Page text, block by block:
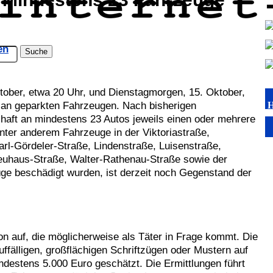
etwa 20 Uhr, und Dienstagmorgen, 15. Oktober,
geparkten Fahrzeugen. Nach bisherigen
an mindestens 23 Autos jeweils einen oder mehrere
anderem Fahrzeuge in der Viktoriastraße,
Gördeler-Straße, Lindenstraße, Luisenstraße,
Straße, Walter-Rathenau-Straße sowie der
beschädigt wurden, ist derzeit noch Gegenstand der
auf, die möglicherweise als Täter in Frage kommt. Die
großflächigen Schriftzügen oder Mustern auf
5.000 Euro geschätzt. Die Ermittlungen führt